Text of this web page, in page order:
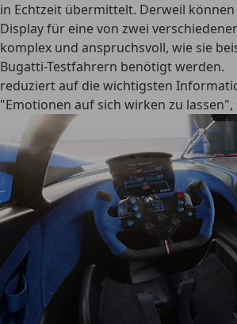
in Echtzeit übermittelt. Derweil
Display für eine von zwei
komplex und anspruchsvoll, wie sie
Bugatti-Testfahrern benötigt werden.
reduziert auf die wichtigsten
"Emotionen auf sich wirken zu